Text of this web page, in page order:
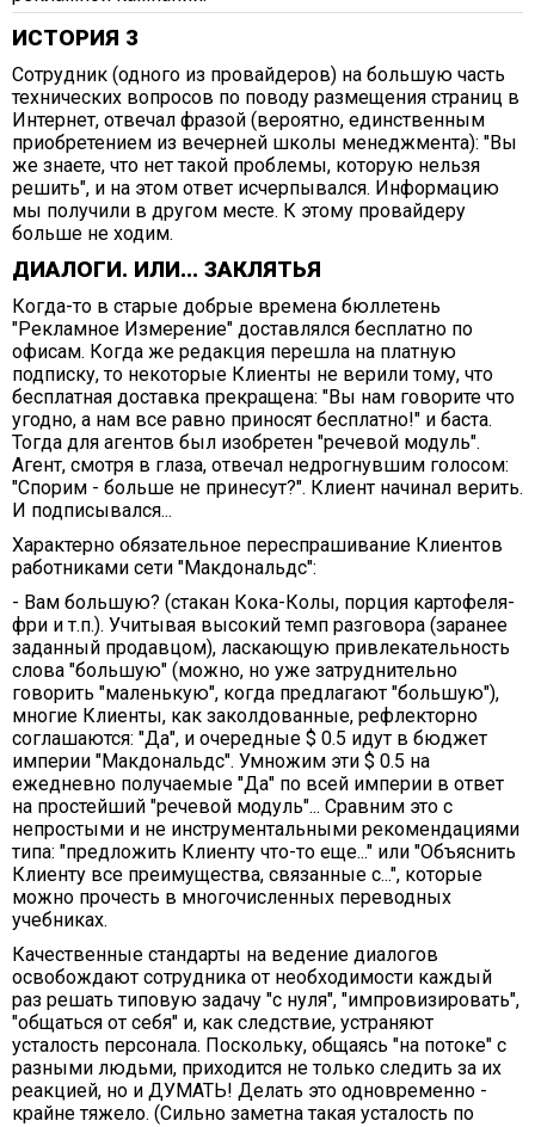
ИСТОРИЯ 3
Сотрудник (одного из провайдеров) на большую часть
технических вопросов по поводу размещения страниц в
Интернет, отвечал фразой (вероятно, единственным
приобретением из вечерней школы менеджмента): "Вы
же знаете, что нет такой проблемы, которую нельзя
решить", и на этом ответ исчерпывался. Информацию
мы получили в другом месте. К этому провайдеру
больше не ходим.
ДИАЛОГИ. ИЛИ... ЗАКЛЯТЬЯ
Когда-то в старые добрые времена бюллетень
"Рекламное Измерение" доставлялся бесплатно по
офисам. Когда же редакция перешла на платную
подписку, то некоторые Клиенты не верили тому, что
бесплатная доставка прекращена: "Вы нам говорите что
угодно, а нам все равно приносят бесплатно!" и баста.
Тогда для агентов был изобретен "речевой модуль".
Агент, смотря в глаза, отвечал недрогнувшим голосом:
"Спорим - больше не принесут?". Клиент начинал верить.
И подписывался...
Характерно обязательное переспрашивание Клиентов
работниками сети "Макдональдс":
- Вам большую? (стакан Кока-Колы, порция картофеля-
фри и т.п.). Учитывая высокий темп разговора (заранее
заданный продавцом), ласкающую привлекательность
слова "большую" (можно, но уже затруднительно
говорить "маленькую", когда предлагают "большую"),
многие Клиенты, как заколдованные, рефлекторно
соглашаются: "Да", и очередные $ 0.5 идут в бюджет
империи "Макдональдс". Умножим эти $ 0.5 на
ежедневно получаемые "Да" по всей империи в ответ
на простейший "речевой модуль"... Сравним это с
непростыми и не инструментальными рекомендациями
типа: "предложить Клиенту что-то еще..." или "Объяснить
Клиенту все преимущества, связанные с...", которые
можно прочесть в многочисленных переводных
учебниках.
Качественные стандарты на ведение диалогов
освобождают сотрудника от необходимости каждый
раз решать типовую задачу "с нуля", "импровизировать",
"общаться от себя" и, как следствие, устраняют
усталость персонала. Поскольку, общаясь "на потоке" с
разными людьми, приходится не только следить за их
реакцией, но и ДУМАТЬ! Делать это одновременно -
крайне тяжело. (Сильно заметна такая усталость по